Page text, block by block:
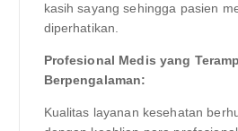
kasih sayang sehingga pasien
diperhatikan.
Profesional Medis yang
Berpengalaman:
Kualitas layanan kesehatan